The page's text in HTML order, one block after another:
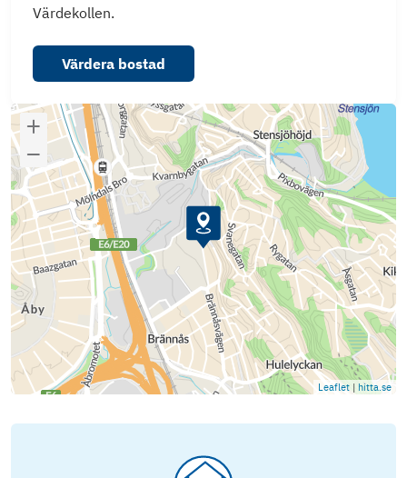
Värdekollen.
Värdera bostad
Leaflet | hitta.se